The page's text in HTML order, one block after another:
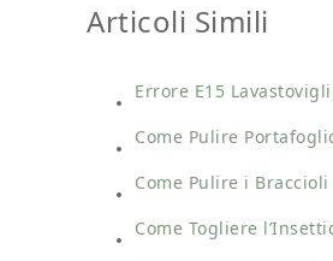
Articoli Simili
Errore E15
Come Pulire
Come Pulire i
Come Togliere